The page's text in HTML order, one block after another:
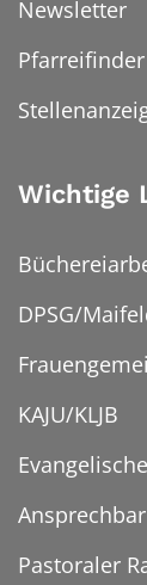
Newsletter
Pfarreifinder
Wichtige
DPSG/
KAJU/KLJB
Ansprechbar
Pastoraler